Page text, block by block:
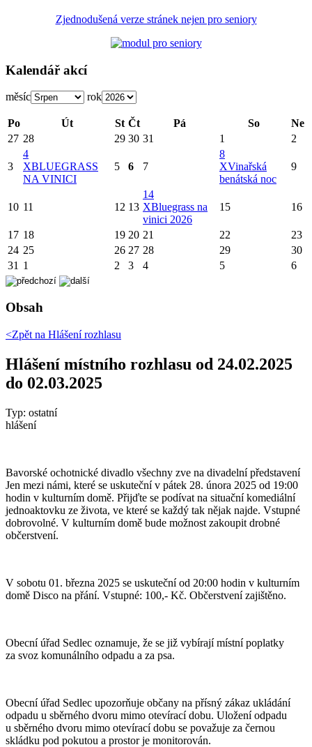
Zjednodušená verze stránek nejen pro seniory
Kalendář akcí
měsíc rok
Po Út St Čt Pá So
Ne
27 28 29 30 31 1 2
3
4
XBLUEGRASS
NA VINICI
5 6 7
8
XVinařská
benátská noc
9
10 11 12 13
14
XBluegrass na
vinici 2026
15 16
17 18 19 20 21 22
23
24 25 26 27 28 29
30
31 1 2 3 4 5 6
Obsah
<Zpět na Hlášení rozhlasu
Hlášení místního rozhlasu od 24.02.2025
do 02.03.2025
Typ: ostatní
hlášení
Bavorské ochotnické divadlo všechny zve na divadelní představení
Jen mezi námi, které se uskuteční v pátek 28. února 2025 od 19:00
hodin v kulturním domě. Přijďte se podívat na situační komediální
jednoaktovku ze života, ve které se každý tak nějak najde. Vstupné
dobrovolné. V kulturním domě bude možnost zakoupit drobné
občerstvení.
V sobotu 01. března 2025 se uskuteční od 20:00 hodin v kulturním
domě Disco na přání. Vstupné: 100,- Kč. Občerstvení zajištěno.
Obecní úřad Sedlec oznamuje, že se již vybírají místní poplatky
za svoz komunálního odpadu a za psa.
Obecní úřad Sedlec upozorňuje občany na přísný zákaz ukládání
odpadu u sběrného dvoru mimo otevírací dobu. Uložení odpadu
u sběrného dvoru mimo otevírací dobu se považuje za černou
skládku pod pokutou a prostor je monitorován.